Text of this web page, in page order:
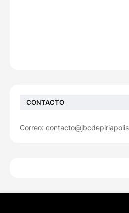
CONTACTO
Correo: